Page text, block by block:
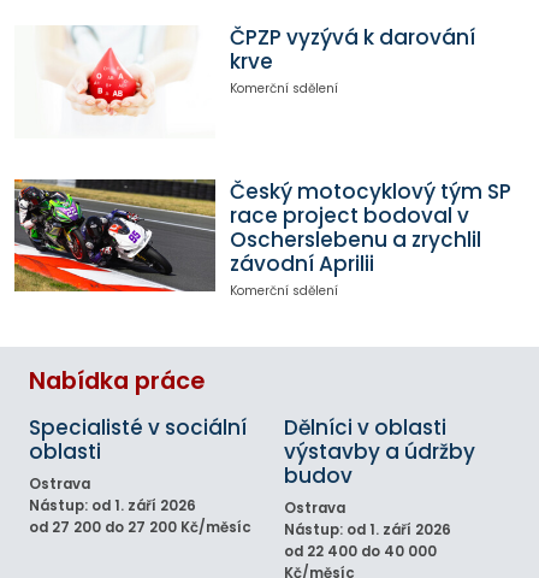
ČPZP vyzývá k darování
krve
Komerční sdělení
Český motocyklový tým SP
race project bodoval v
Oscherslebenu a zrychlil
závodní Aprilii
Komerční sdělení
Nabídka práce
Specialisté v sociální
oblasti
Ostrava
Nástup: od 1. září 2026
od 27 200 do 27 200 Kč/měsíc
Dělníci v oblasti
výstavby a údržby
budov
Ostrava
Nástup: od 1. září 2026
od 22 400 do 40 000
Kč/měsíc